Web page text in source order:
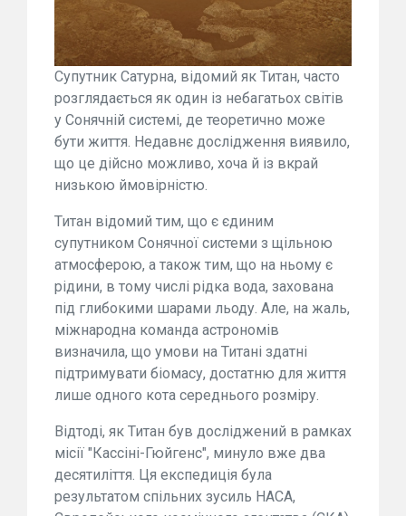
Супутник Сатурна, відомий як Титан, часто
розглядається як один із небагатьох світів
у Сонячній системі, де теоретично може
бути життя. Недавнє дослідження виявило,
що це дійсно можливо, хоча й із вкрай
низькою ймовірністю.
Титан відомий тим, що є єдиним
супутником Сонячної системи з щільною
атмосферою, а також тим, що на ньому є
рідини, в тому числі рідка вода, захована
під глибокими шарами льоду. Але, на жаль,
міжнародна команда астрономів
визначила, що умови на Титані здатні
підтримувати біомасу, достатню для життя
лише одного кота середнього розміру.
Відтоді, як Титан був досліджений в рамках
місії "Кассіні-Гюйгенс", минуло вже два
десятиліття. Ця експедиція була
результатом спільних зусиль НАСА,